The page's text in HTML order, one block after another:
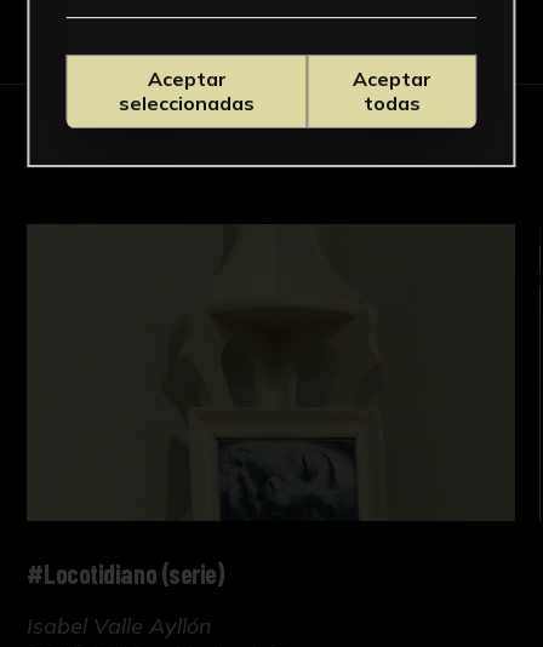
Descargar Ficha
OBRAS RELACIONADAS
#Locotidiano (serie)
Isabel Valle Ayllón
Aceptar
seleccionadas
Aceptar
todas